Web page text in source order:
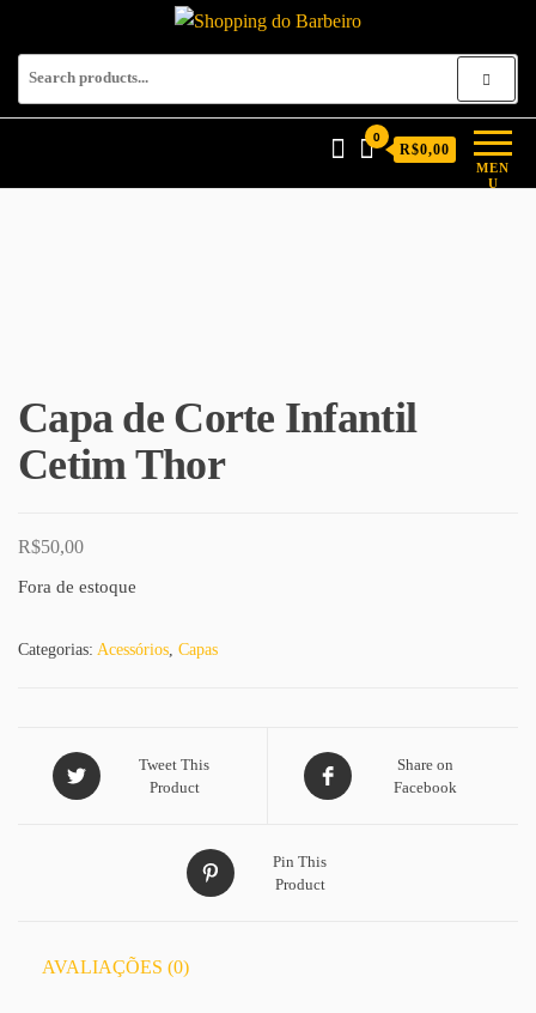
Shopping do Barbeiro
MEN
U
0
R$0,00
Capa de Corte Infantil
Cetim Thor
R$50,00
Fora de estoque
Categorias: Acessórios Capas
Tweet This
Product
Share on
Facebook
Pin This
Product
AVALIAÇÕES (0)